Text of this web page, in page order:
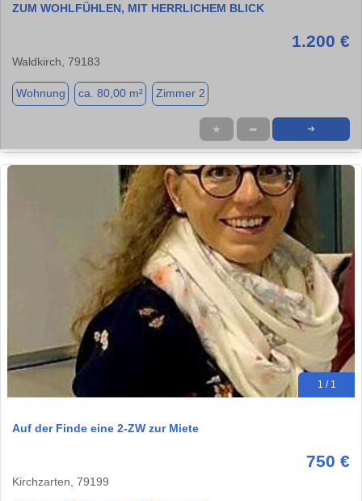
ZUM WOHLFÜHLEN, MIT HERRLICHEM BLICK
1.200 €
Waldkirch, 79183
Wohnung ca. 80,00 m² Zimmer 2
★ ➦ ➜
1 / 1
Auf der Finde eine 2-ZW zur Miete
750 €
Kirchzarten, 79199